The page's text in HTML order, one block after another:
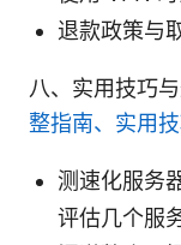
退款政策与
八、实用技巧
整指南、实用
测速化服务
评估几个服